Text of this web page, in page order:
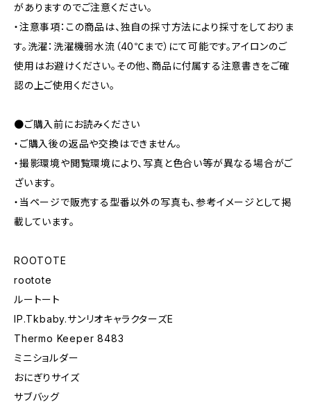
がありますのでご注意ください。
・注意事項：この商品は、独自の採寸方法により採寸をしておりま
す。洗濯：洗濯機弱水流（40℃まで）にて可能です。アイロンのご
使用はお避けください。その他、商品に付属する注意書きをご確
認の上ご使用ください。
●ご購入前にお読みください
・ご購入後の返品や交換はできません。
・撮影環境や閲覧環境により、写真と色合い等が異なる場合がご
ざいます。
・当ページで販売する型番以外の写真も、参考イメージとして掲
載しています。
ROOTOTE
rootote
ルートート
IP.Tkbaby.サンリオキャラクターズE
Thermo Keeper 8483
ミニショルダー
おにぎりサイズ
サブバッグ